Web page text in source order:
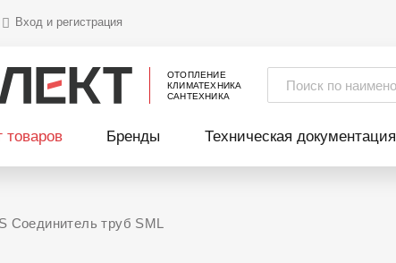
Вход и регистрация
ОТОПЛЕНИЕ
КЛИМАТЕХНИКА
САНТЕХНИКА
товаров Бренды Техническая документация
Соединитель труб SML